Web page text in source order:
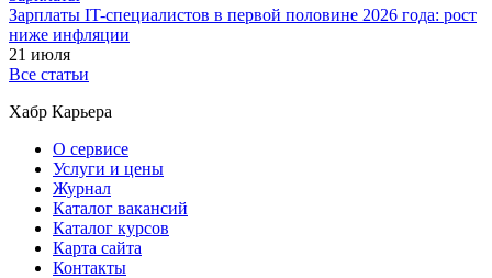
Зарплаты IT-специалистов в первой половине 2026 года: рост
ниже инфляции
21 июля
Все статьи
Хабр Карьера
О сервисе
Услуги и цены
Журнал
Каталог вакансий
Каталог курсов
Карта сайта
Контакты